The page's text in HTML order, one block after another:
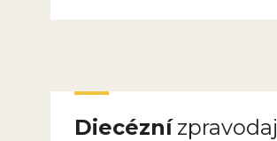
Diecéznízpravodaj